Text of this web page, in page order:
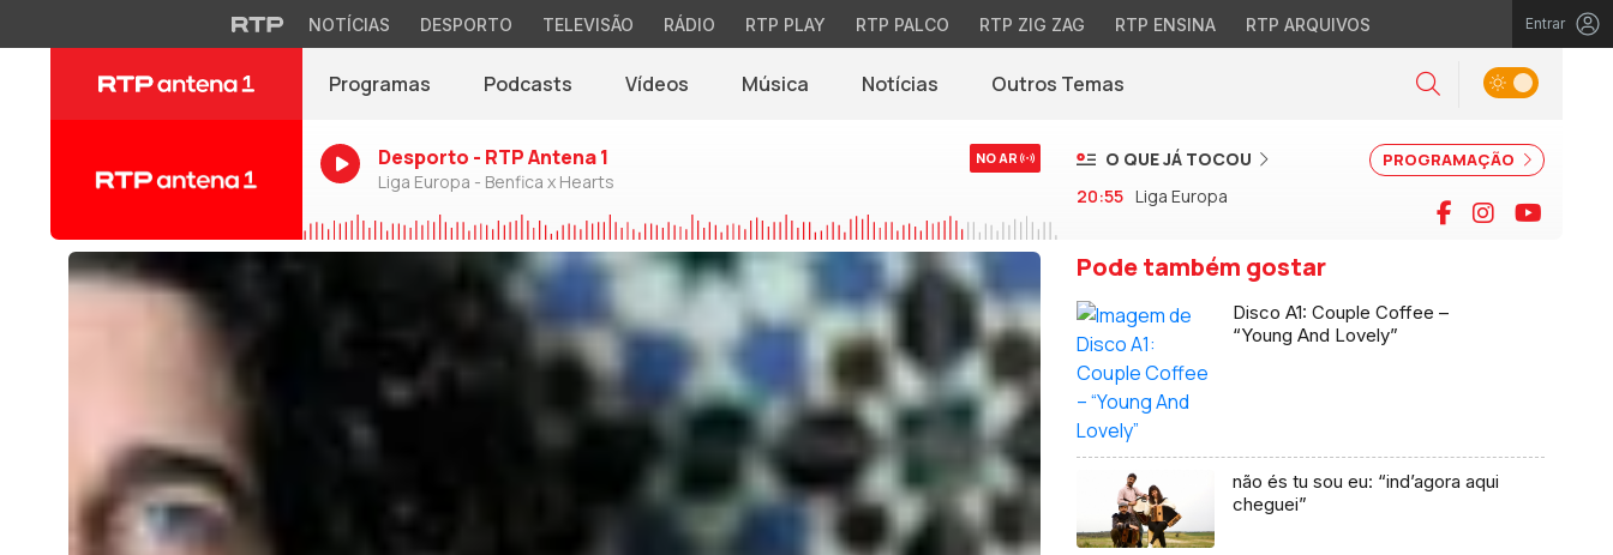
NOTÍCIAS DESPORTO TELEVISÃO RÁDIO RTP PLAY RTP PALCO RTP ZIG ZAG RTP ENSINA RTP ARQUIVOS Entrar
Programas Podcasts Vídeos Música Notícias(abre em nova janela)
Outros Temas Pesquisar
Alternar tema
Desporto - RTP Antena 1
Liga Europa - Benfica x Hearts
NO AR PROGRAMAÇÃO
O QUE JÁ TOCOU
20:55 Liga Europa Facebook
Instagram
Pode também gostar
Disco A1: Couple Coffee –
“Young And Lovely”
não és tu sou eu: “ind’agora aqui
cheguei”